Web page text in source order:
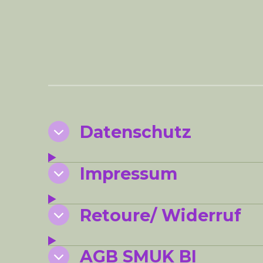
Datenschutz
Impressum
Retoure/ Widerruf
AGB SMUK BI